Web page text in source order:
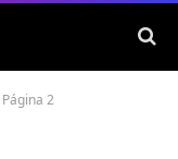
Página 2